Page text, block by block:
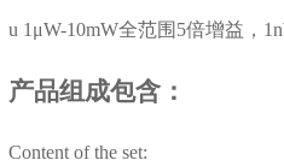
u 1μW-10mW全范围5倍增益，
产品组成包含：
Content of the set: